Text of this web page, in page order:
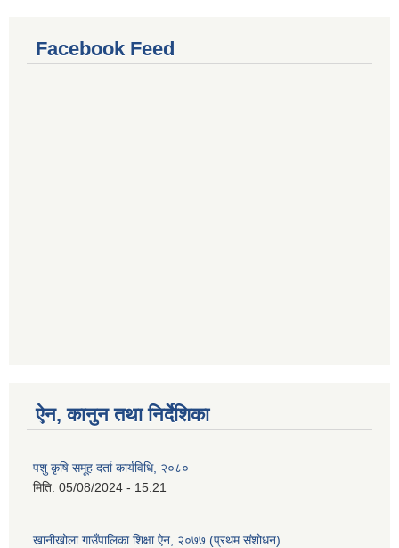
Facebook Feed
ऐन, कानुन तथा निर्देशिका
पशु कृषि समूह दर्ता कार्यविधि, २०८०
मिति: 05/08/2024 - 15:21
खानीखोला गाउँपालिका शिक्षा ऐन, २०७७ (प्रथम संशोधन)